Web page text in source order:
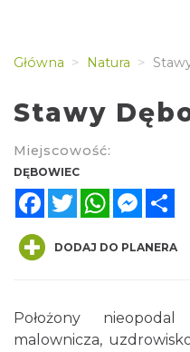
Główna Natura
Stawy
Miejscowość:
DĘBOWIEC
FacebookTwitterWhatsApp
DODAJ DO PLANERA
Położony
malownicza,